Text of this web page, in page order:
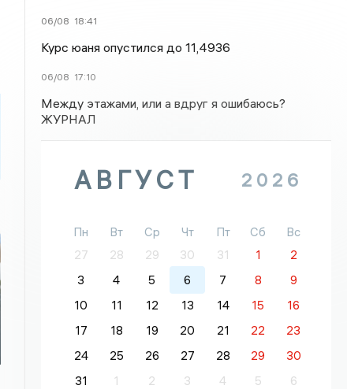
06/08 18:41
Курс юаня опустился до 11,4936
06/08 17:10
Между этажами, или а вдруг я ошибаюсь?
ЖУРНАЛ
АВГУСТ 2026
Пн Вт Ср Чт Пт Сб
Вс
27
28 29 30 31 1
2
3
4 5 6 7 8
9
10
11 12 13 14 15
16
17
18 19 20 21 22
23
24
25 26 27 28 29
30
31
1 2 3 4 5 6